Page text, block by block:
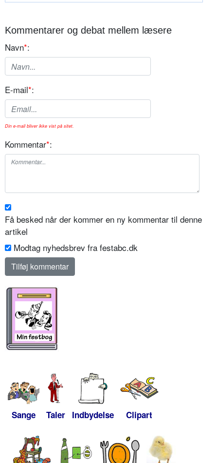
Kommentarer og debat mellem læsere
Navn*:
E-mail*:
Din e-mail bliver ikke vist på sitet.
Kommentar*:
Få besked når der kommer en ny kommentar til denne
artikel
Modtag nyhedsbrev fra festabc.dk
Sange Taler Indbydelse Clipart